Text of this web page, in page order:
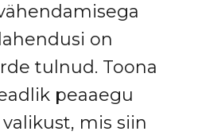
on
tulnud. Toona
peaaegu
mis siin